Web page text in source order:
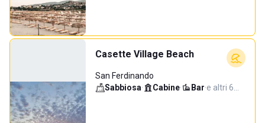
Casette Village Beach
San Ferdinando
Sabbiosa· Cabine· Bar·e altri 6…